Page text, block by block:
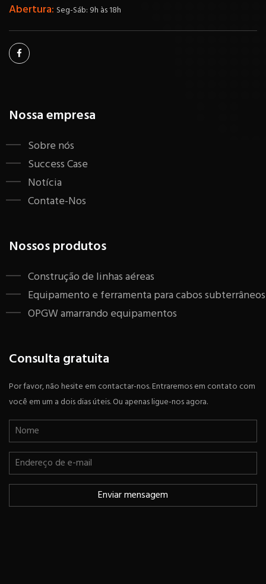
Abertura: Seg-Sáb: 9h às 18h
Nossa empresa
Sobre nós
Success Case
Notícia
Contate-Nos
Nossos produtos
Construção de linhas aéreas
Equipamento e ferramenta para cabos subterrâneos
OPGW amarrando equipamentos
Consulta gratuita
Por favor, não hesite em contactar-nos. Entraremos em contato com
você em um a dois dias úteis. Ou apenas ligue-nos agora.